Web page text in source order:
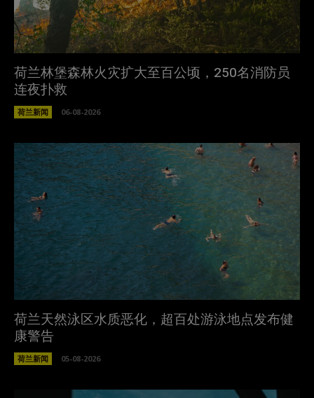
荷兰林堡森林火灾扩大至百公顷，250名消防员
连夜扑救
荷兰新闻 06-08-2026
荷兰天然泳区水质恶化，超百处游泳地点发布健
康警告
荷兰新闻 05-08-2026